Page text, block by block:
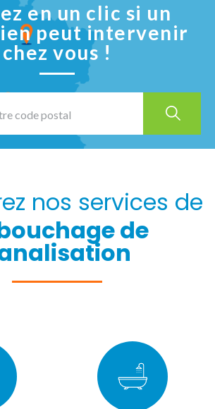
en un clic si un
peut intervenir
chez vous !
nos services de
de